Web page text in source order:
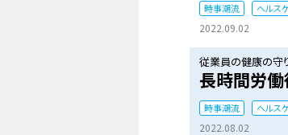
時事潮流 ヘルス
2022.09.02
従業員の健康の守
長時間労働
時事潮流 ヘルス
2022.08.02